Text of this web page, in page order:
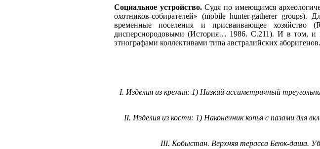
Социальное устройство.Судя по имеющимся
охотников-собирателей» (mobile hunter-gatherer groups).
временные поселения и присваивающее хозяйство
дисперснородовыми (История… 1986. С.211). И в том, и
этнографами коллективами типа австралийских аборигенов.
I. Изделия из кремня: 1) Низкий ассиметричный
II. Изделия из кости: 1) Наконечник копья с пазами для
III. Кобыстан. Верхняя терасса Беюк-даша.